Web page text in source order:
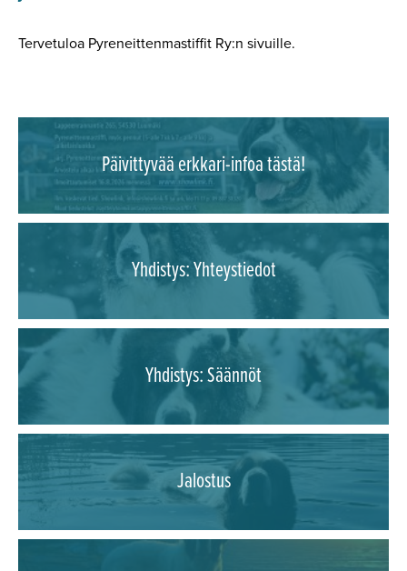
Tervetuloa Pyreneittenmastiffit Ry:n sivuille.
Päivittyvää erkkari-infoa tästä!
Yhdistys: Yhteystiedot
Yhdistys: Säännöt
Jalostus